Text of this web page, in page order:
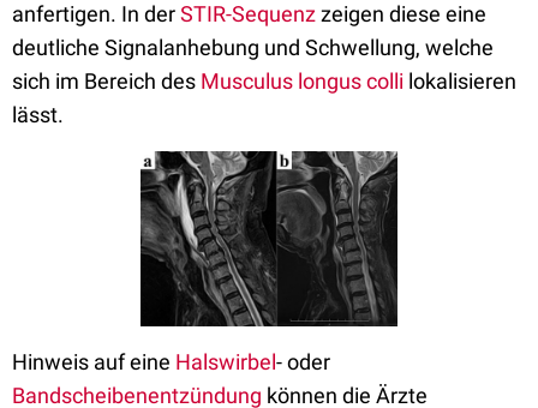
anfertigen. In derSTIR-Sequenzzeigen diese eine
deutliche Signalanhebung und Schwellung, welche
sich im Bereich des Musculus longus colli lokalisieren
lässt.
Hinweis auf eine Halswirbel- oder
Bandscheibenentzündung können die Ärzte